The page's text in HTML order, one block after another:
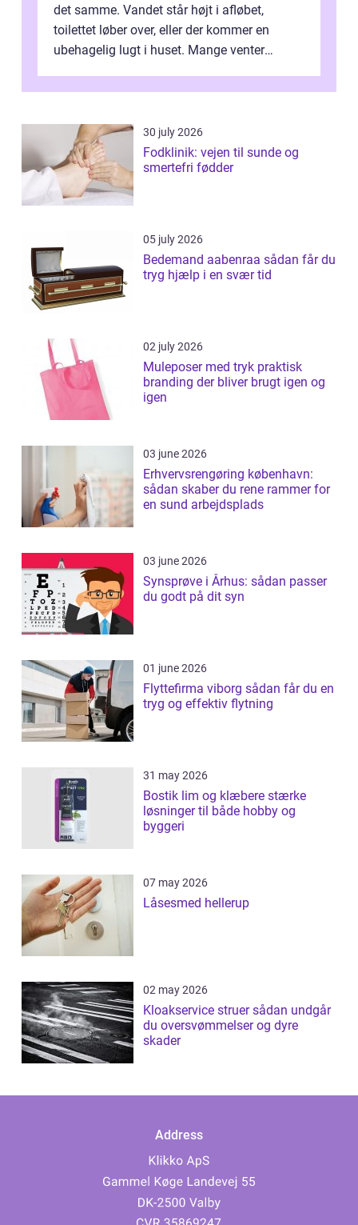
det samme. Vandet står højt i afløbet,
toilettet løber over, eller der kommer en
ubehagelig lugt i huset. Mange venter
30 july 2026
Fodklinik: vejen til sunde og
smertefri fødder
05 july 2026
Bedemand aabenraa sådan får du
tryg hjælp i en svær tid
02 july 2026
Muleposer med tryk praktisk
branding der bliver brugt igen og
igen
03 june 2026
Erhvervsrengøring københavn:
sådan skaber du rene rammer for
en sund arbejdsplads
03 june 2026
Synsprøve i Århus: sådan passer
du godt på dit syn
01 june 2026
Flyttefirma viborg sådan får du en
tryg og effektiv flytning
31 may 2026
Bostik lim og klæbere stærke
løsninger til både hobby og
byggeri
07 may 2026
Låsesmed hellerup
02 may 2026
Kloakservice struer sådan undgår
du oversvømmelser og dyre
skader
Address